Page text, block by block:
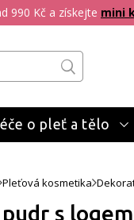
990 Kč a získejte mini
o pleť a tělo
Pleťová kosmetika
s